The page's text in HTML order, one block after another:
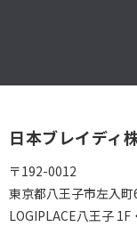
日本ブレイディ
〒192-0012
東京都八王子市左入
LOGIPLACE八王子 1F